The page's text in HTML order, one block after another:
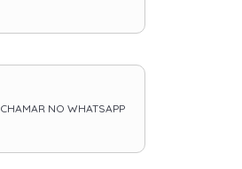
CHAMAR NO WHATSAPP